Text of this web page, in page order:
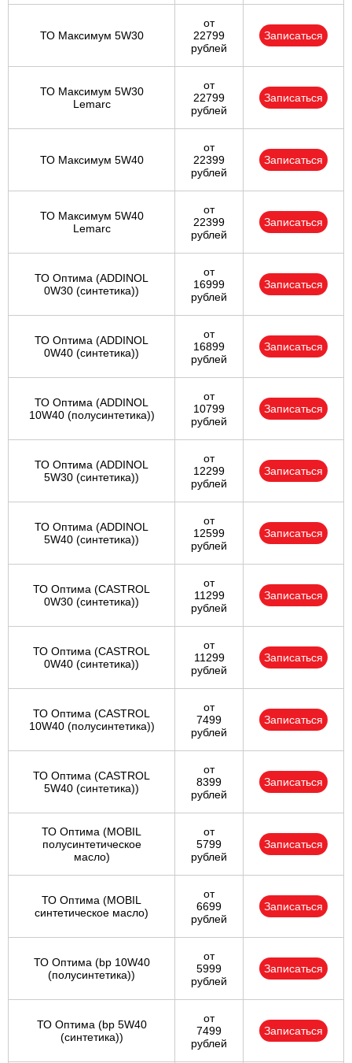
ТО Максимум 5W30
от
22799
рублей
Записаться
ТО Максимум 5W30
Lemarc
от
22799
рублей
Записаться
ТО Максимум 5W40
от
22399
рублей
Записаться
ТО Максимум 5W40
Lemarc
от
22399
рублей
Записаться
ТО Оптима (ADDINOL
0W30 (синтетика))
от
16999
рублей
Записаться
ТО Оптима (ADDINOL
0W40 (синтетика))
от
16899
рублей
Записаться
ТО Оптима (ADDINOL
10W40 (полусинтетика))
от
10799
рублей
Записаться
ТО Оптима (ADDINOL
5W30 (синтетика))
от
12299
рублей
Записаться
ТО Оптима (ADDINOL
5W40 (синтетика))
от
12599
рублей
Записаться
ТО Оптима (CASTROL
0W30 (синтетика))
от
11299
рублей
Записаться
ТО Оптима (CASTROL
0W40 (синтетика))
от
11299
рублей
Записаться
ТО Оптима (CASTROL
10W40 (полусинтетика))
от
7499
рублей
Записаться
ТО Оптима (CASTROL
5W40 (синтетика))
от
8399
рублей
Записаться
ТО Оптима (MOBIL
полусинтетическое
масло)
от
5799
рублей
Записаться
ТО Оптима (MOBIL
синтетическое масло)
от
6699
рублей
Записаться
ТО Оптима (bp 10W40
(полусинтетика))
от
5999
рублей
Записаться
ТО Оптима (bp 5W40
(синтетика))
от
7499
рублей
Записаться